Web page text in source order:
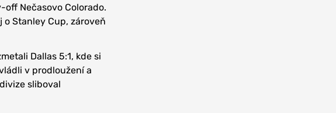
Nečasovo Colorado.
Stanley Cup, zároveň
Dallas 5:1, kde si
v prodloužení a
sliboval